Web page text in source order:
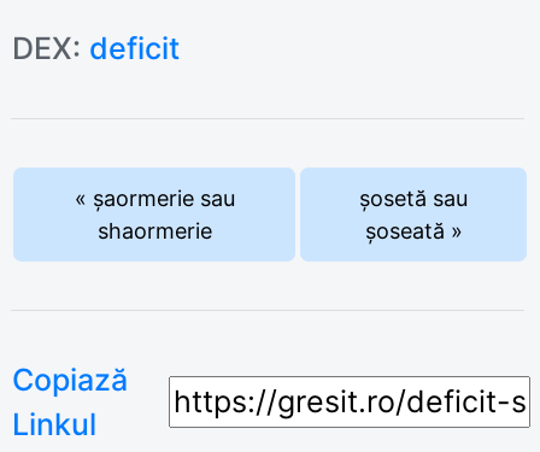
DEX: deficit
« șaormerie sau
shaormerie
șosetă sau
șoseată »
Copiază
Linkul